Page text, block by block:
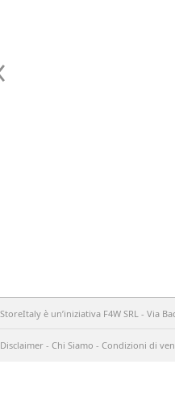
StoreItaly è un’iniziativa F4W SRL - Via
Disclaimer - Chi Siamo - Condizioni di